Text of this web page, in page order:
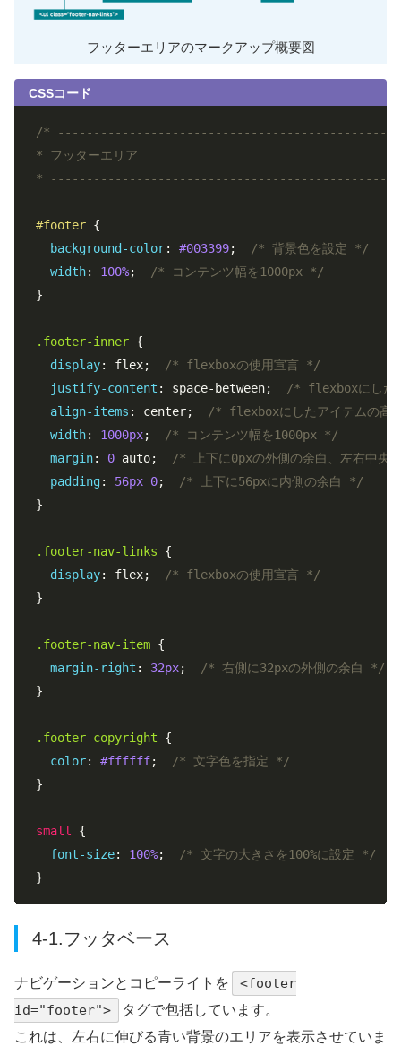
フッターエリアのマークアップ概要図
CSSコード
/*
* フッターエリア
*
#footer {
background-color: #003399;
/* 背景色を設定 */
width: 100%;
/* コンテンツ幅を1000px */
}
.footer-inner {
display: flex;
/* flexboxの使用宣言 */
justify-content : space-between;
/* flexboxにした
align-items : center;
/* flexboxにしたアイテムの高
width: 1000px;
/* コンテンツ幅を1000px */
margin: 0 auto;
/* 上下に0pxの外側の余白、左右中央
padding: 56px 0;
/* 上下に56pxに内側の余白 */
}
.footer-nav-links {
display: flex;
/* flexboxの使用宣言 */
}
.footer-nav-item {
margin-right : 32px;
/* 右側に32pxの外側の余白 */
}
.footer-copyright {
color: #ffffff;
/* 文字色を指定 */
}
small
{
font-size: 100%;
/* 文字の大きさを100%に設定 */
}
4-1.フッタベース
ナビゲーションとコピーライトを
<footer
id="footer">
タグで包括しています。
これは、左右に伸びる青い背景のエリアを表示させていま